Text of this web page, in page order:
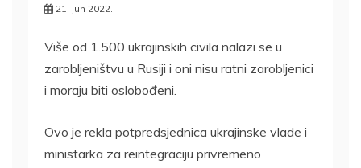
21. jun 2022.
Više od 1.500 ukrajinskih civila nalazi se u
zarobljeništvu u Rusiji i oni nisu ratni zarobljenici
i moraju biti oslobođeni.
Ovo je rekla potpredsjednica ukrajinske vlade i
ministarka za reintegraciju privremeno